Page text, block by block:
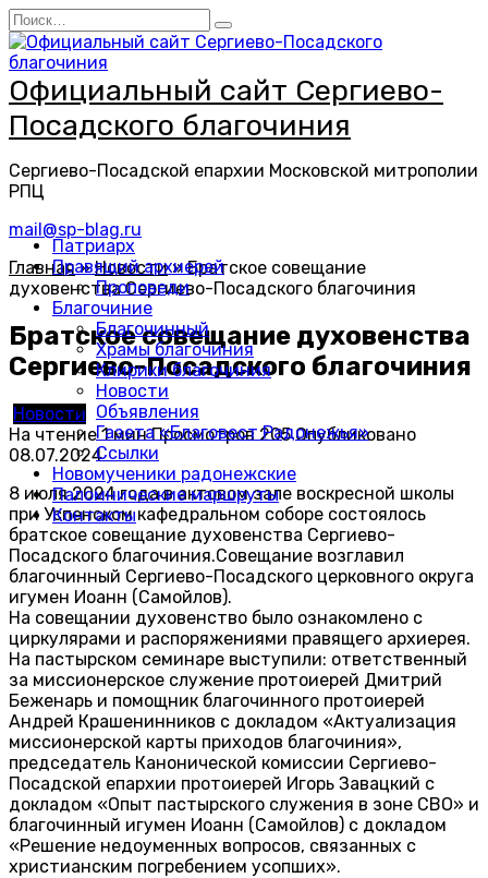
Перейти
к
содержанию
Search
for:
Официальный сайт Сергиево-
Посадского благочиния
Сергиево-Посадской епархии Московской митрополии
РПЦ
mail@sp-blag.ru
Патриарх
Правящий архиерей
Проповеди
Благочиние
Благочинный
Храмы благочиния
Клирики благочиния
Новости
Объявления
Газета «Благовест Радонежья»
Ссылки
Новомученики радонежские
Паломнические маршруты
Контакты
Главная » Новости » Братское совещание
духовенства Сергиево-Посадского благочиния
Братское совещание духовенства
Сергиево-Посадского благочиния
Новости
На чтение1 мин Просмотров 205 Опубликовано
08.07.2024
8 июля 2024 года в актовом зале воскресной школы
при Успенском кафедральном соборе состоялось
братское совещание духовенства Сергиево-
Посадского благочиния.Совещание возглавил
благочинный Сергиево-Посадского церковного округа
игумен Иоанн (Самойлов).
На совещании духовенство было ознакомлено с
циркулярами и распоряжениями правящего архиерея.
На пастырском семинаре выступили: ответственный
за миссионерское служение протоиерей Дмитрий
Беженарь и помощник благочинного протоиерей
Андрей Крашенинников с докладом «Актуализация
миссионерской карты приходов благочиния»,
председатель Канонической комиссии Сергиево-
Посадской епархии протоиерей Игорь Завацкий с
докладом «Опыт пастырского служения в зоне СВО» и
благочинный игумен Иоанн (Самойлов) с докладом
«Решение недоуменных вопросов, связанных с
христианским погребением усопших».